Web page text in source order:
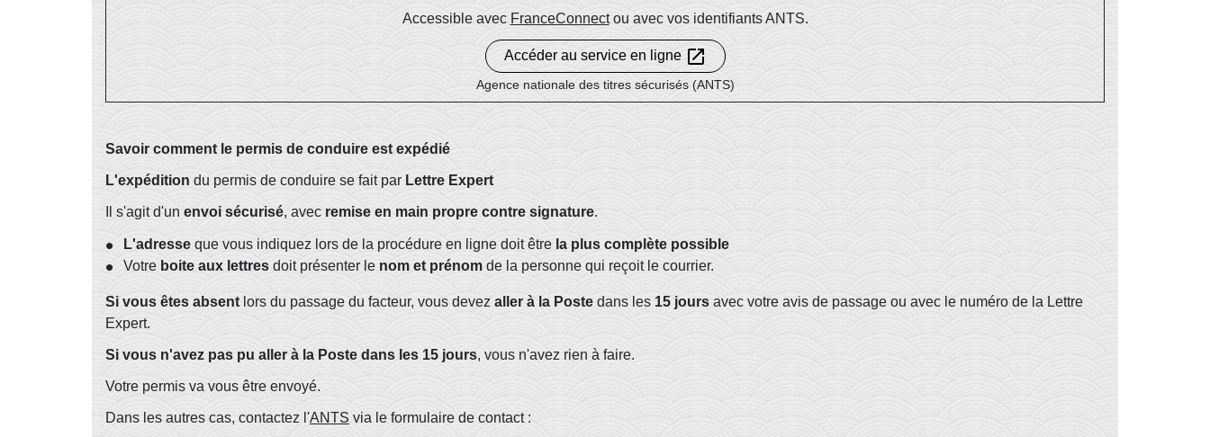
Accessible avec FranceConnectou avec vos identifiants ANTS.
Accéder au service en ligne open_in_new
Agence nationale des titres sécurisés (ANTS)
Savoir comment le permis de conduire est expédié
L'expédition du permis de conduire se fait par Lettre Expert
Il s'agit d'un envoi sécurisé, avec remise en main propre contre signature.
L'adresse que vous indiquez lors de la procédure en ligne doit être la plus complète possible
Votre boite aux lettres doit présenter le nom et prénom de la personne qui reçoit le courrier.
Si vous êtes absentlors du passage du facteur, vous devez aller à la Poste dans les 15 jours avec votre avis de passage ou avec le numéro de la Lettre
Expert.
Si vous n'avez pas pu aller à la Poste dans les 15 jours, vous n'avez rien à faire.
Votre permis va vous être envoyé.
Dans les autres cas, contactez l'ANTS via le formulaire de contact :